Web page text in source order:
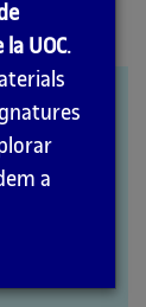
UOC.
a